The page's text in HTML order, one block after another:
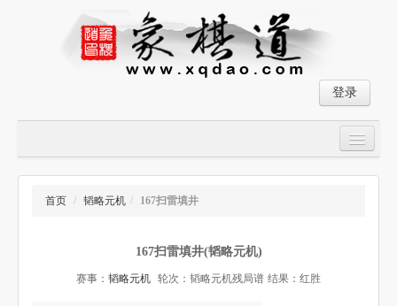
登录
大师对局
首页 / 韬略元机 / 167扫雷填井
167扫雷填井(韬略元机)
赛事： 韬略元机 轮次：韬略元机残局谱 结果：红胜